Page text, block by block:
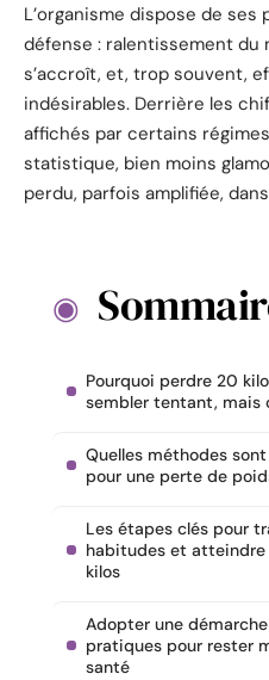
L’organisme dispose de
défense : ralentissement du
s’accroît, et, trop souvent,
indésirables. Derrière les
affichés par certains
statistique, bien moins
perdu, parfois amplifiée,
Pourquoi perdre 20
sembler tentant, mais
Quelles méthodes
pour une perte de
Les étapes clés pour
habitudes et
kilos
Adopter une
pratiques pour rester
santé